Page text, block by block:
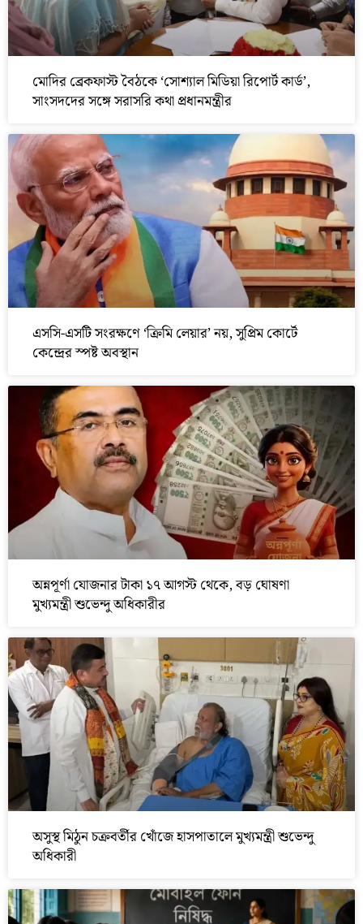
মোদির ব্রেকফাস্ট বৈঠকে ‘সোশ্যাল মিডিয়া রিপোর্ট কার্ড’,
সাংসদদের সঙ্গে সরাসরি কথা প্রধানমন্ত্রীর
এসসি-এসটি সংরক্ষণে ‘ক্রিমি লেয়ার’ নয়, সুপ্রিম কোর্টে
কেন্দ্রের স্পষ্ট অবস্থান
অন্নপূর্ণা যোজনার টাকা ১৭ আগস্ট থেকে, বড় ঘোষণা
মুখ্যমন্ত্রী শুভেন্দু অধিকারীর
অসুস্থ মিঠুন চক্রবর্তীর খোঁজে হাসপাতালে মুখ্যমন্ত্রী শুভেন্দু
অধিকারী